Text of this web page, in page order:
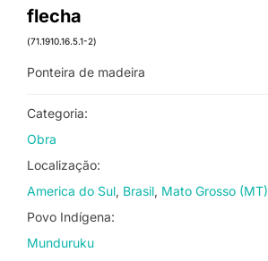
flecha
(71.1910.16.5.1-2)
Ponteira de madeira
Categoria:
Obra
Localização:
America do Sul Brasil Mato Grosso (MT)
Povo Indígena:
Munduruku